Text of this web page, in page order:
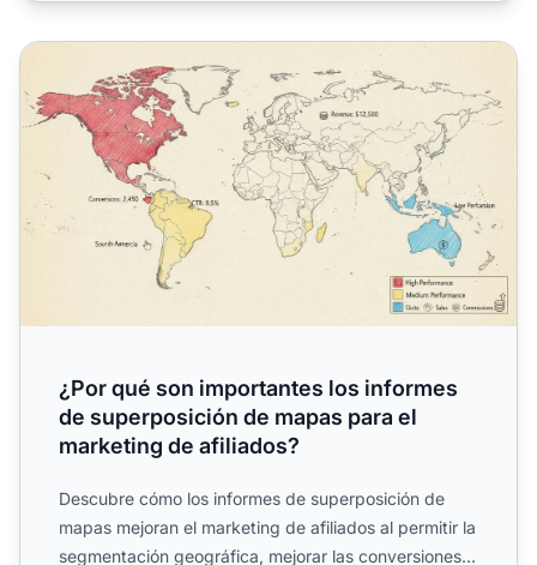
¿Por qué son importantes los informes de superposición
¿Por qué son importantes los informes
de superposición de mapas para el
marketing de afiliados?
Descubre cómo los informes de superposición de
mapas mejoran el marketing de afiliados al permitir la
segmentación geográfica, mejorar las conversiones y